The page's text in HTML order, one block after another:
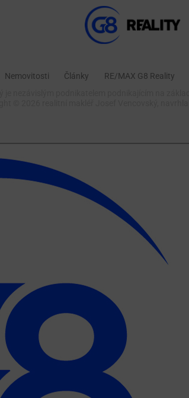
Nemovitosti Články RE/MAX G8 Reality